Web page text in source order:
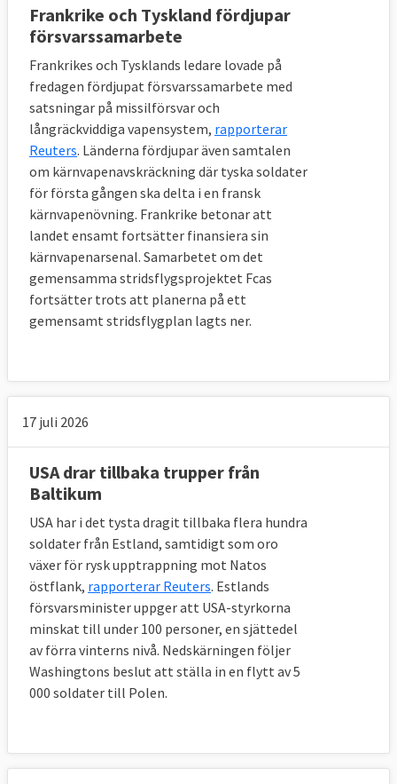
8. Har EU en egen militär?
Nej, EU har ingen egen militär. Det är helt
och hållet medlemsländernas ansvar. Men
beteckningen Eurofor används för tillfälligt
sammansatta EU-styrkor. Hittills har fem
sådana insatser gjorts: Makedonien (2003),
Bosnien-Hercegovina (2004), Demokratiska
republiken Kongo (2006), Tchad (2008) och
Centralafrikanska republiken (2014). Det
finns även en motsvarighet för marina
insatser: EU Navfor.
Kanske i framtiden. Men frågan är helt
mellanstatlig och kräver i dag att alla
medlemsländer är med på det vilket innebär
att alla länder har vetorätt mot en eventuell
EU-armé. En sådan har heller inte
föreslagits i något formellt EU-dokument.
10. Hur ser EU-ländernas försvarsutgifter
EU-ländernas försvarsbudgetar är
sammantaget världens näst största
försvarsbudget efter USA. Försvarsindustrin
Försvarsbudgetarna i EU-länderna har dock
Frankrike och Tyskland fördjupar
försvarssamarbete
Frankrikes och Tysklands ledare lovade på
fredagen fördjupat försvarssamarbete med
satsningar på missilförsvar och
långräckviddiga vapensystem, rapporterar
Reuters. Länderna fördjupar även samtalen
om kärnvapenavskräckning där tyska soldater
för första gången ska delta i en fransk
kärnvapenövning. Frankrike betonar att
landet ensamt fortsätter finansiera sin
kärnvapenarsenal. Samarbetet om det
gemensamma stridsflygsprojektet Fcas
fortsätter trots att planerna på ett
gemensamt stridsflygplan lagts ner.
17 juli 2026
USA drar tillbaka trupper från
Baltikum
USA har i det tysta dragit tillbaka flera hundra
soldater från Estland, samtidigt som oro
växer för rysk upptrappning mot Natos
östflank, rapporterar Reuters. Estlands
försvarsminister uppger att USA-styrkorna
minskat till under 100 personer, en sjättedel
av förra vinterns nivå. Nedskärningen följer
Washingtons beslut att ställa in en flytt av 5
000 soldater till Polen.